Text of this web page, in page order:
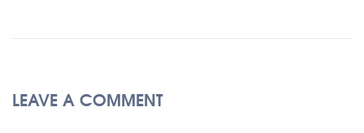
LEAVE A COMMENT